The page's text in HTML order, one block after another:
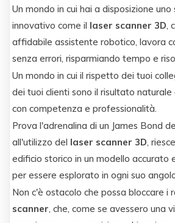
Un mondo in cui hai a disposizione
innovativo come il laser scanner 3D,
affidabile assistente robotico, lavora
senza errori, risparmiando tempo e
Un mondo in cui il rispetto dei tuoi
dei tuoi clienti sono il risultato
con competenza e professionalità.
Prova l'adrenalina di un James Bond
all'utilizzo del laser scanner 3D,
edificio storico in un modello
per essere esplorato in ogni suo
Non c'è ostacolo che possa bloccare i
scanner, che, come se avessero una